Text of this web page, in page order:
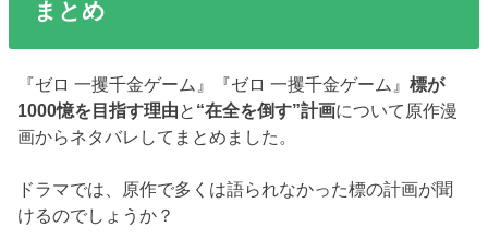
まとめ
『ゼロ 一攫千金ゲーム』『ゼロ 一攫千金ゲーム』標が
1000憶を目指す理由と “在全を倒す”計画について原作漫
画からネタバレしてまとめました。
ドラマでは、原作で多くは語られなかった標の計画が聞
けるのでしょうか？